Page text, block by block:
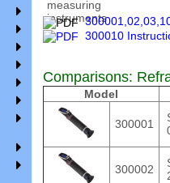
300010
Comparisons:
Model
300001
300002